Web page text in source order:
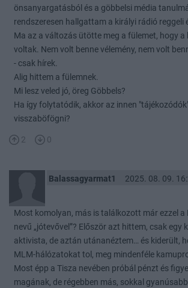
önsanyargatásból és a göbbelsi média
rendszeresen hallgattam a királyi rádió reggeli
Ma az a változás ütötte meg a fülemet, hogy a
voltak. Nem volt benne vélemény, nem volt
- csak hírek.
Alig hittem a fülemnek.
Mi lesz veled jó, öreg Göbbels?
Ha így folytatódik, akkor az innen
visszaböfögni?
2 0
Balassagyarmat1 2025. 08. 09.
Most komolyan, más is találkozott már ezzel a
nevű „jótevővel”? Először azt hittem, csak egy
aktivista, de aztán utánanéztem… és kiderült,
MLM-hálózatokat tol, meg mindenféle
Most épp a Tisza nevében próbál pénzt és
magának, de régebben más, sokkal